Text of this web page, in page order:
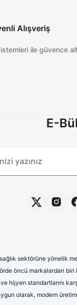
Alışveriş
ile güvence
E-
sağlık sektörüne
öncü markalardan biri
hijyen standartlarını
olarak, modern